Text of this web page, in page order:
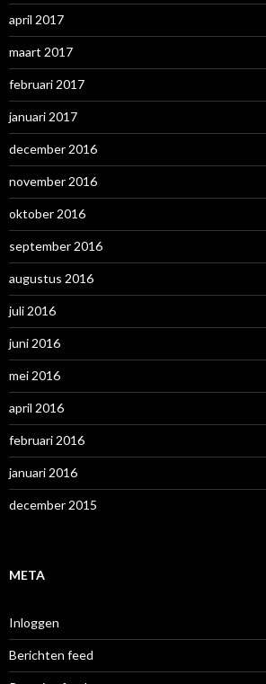
april 2017
maart 2017
februari 2017
januari 2017
december 2016
november 2016
oktober 2016
september 2016
augustus 2016
juli 2016
juni 2016
mei 2016
april 2016
februari 2016
januari 2016
december 2015
META
Inloggen
Berichten feed